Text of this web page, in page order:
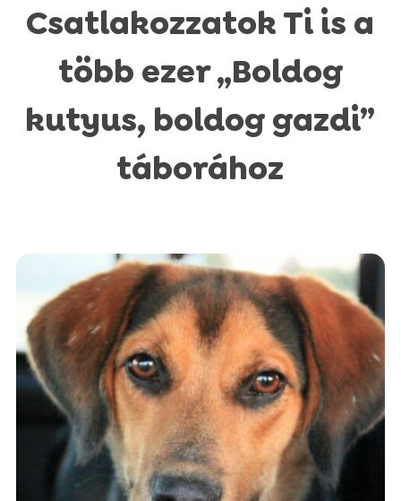
Csatlakozzatok Ti is a
több ezer „Boldog
kutyus, boldog gazdi”
táborához